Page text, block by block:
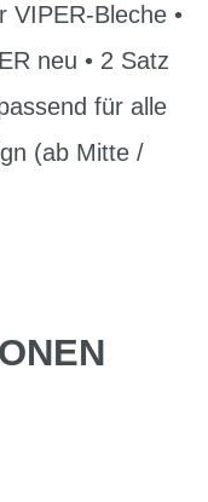
VIPER-Bleche •
neu • 2 Satz
für alle
(ab Mitte /